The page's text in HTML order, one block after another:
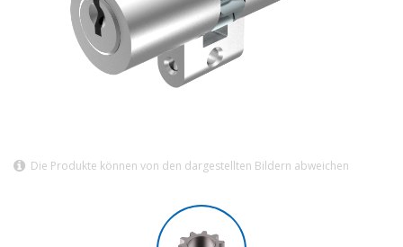
Die Produkte können von den dargestellten Bildern abweichen